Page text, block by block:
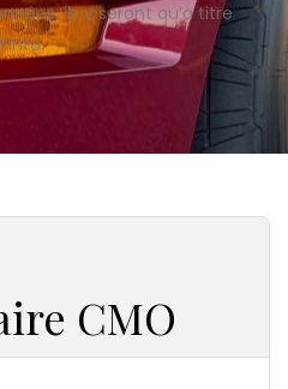
ils y seront qu’à titre
CMO